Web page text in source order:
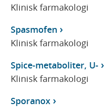
Klinisk farmakologi
Spasmofen
Klinisk farmakologi
Spice-metaboliter, U-
Klinisk farmakologi
Sporanox